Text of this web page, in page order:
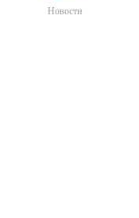
Новости